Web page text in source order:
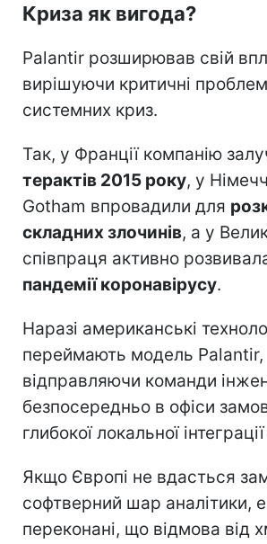
розробникам бракує
випробування алгоритмів у
кейсах.
Читайте більше
військового ШІ втрачає
відбувається з компанією
Криза як вигода?
Palantir розширював свій
вирішуючи критичні
Так, у Франції компанію
терактів 2015 року, у
Gotham впровадили для
складних злочинів , а у
пандемії коронавірусу.
Наразі американські